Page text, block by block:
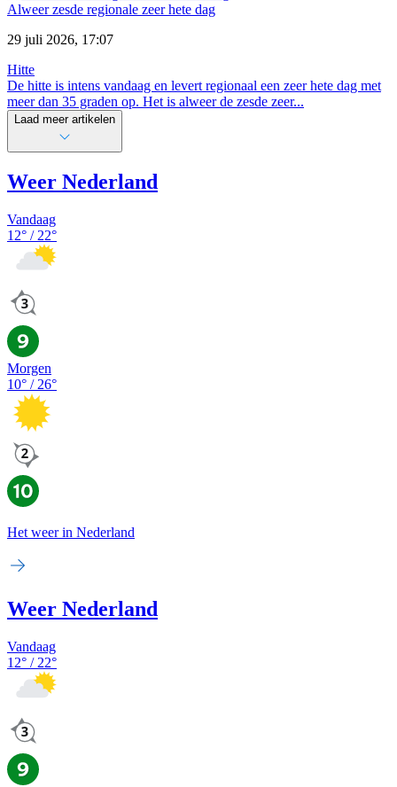
Alweer zesde regionale zeer hete dag
29 juli 2026, 17:07
Hitte
De hitte is intens vandaag en levert regionaal een zeer hete dag met
meer dan 35 graden op. Het is alweer de zesde zeer...
Laad meer artikelen
Weer Nederland
Vandaag
12° / 22°
Morgen
10° / 26°
Het weer in Nederland
Weer Nederland
Vandaag
12° / 22°